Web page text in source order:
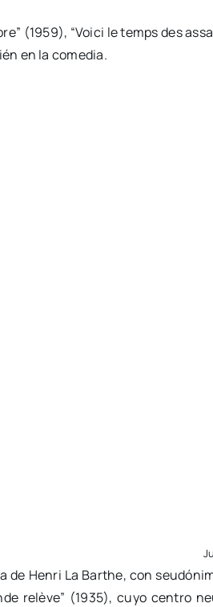
(1959), “Voici le temps des
en la comedia.
de Henri La Barthe, con
relève” (1935), cuyo centro